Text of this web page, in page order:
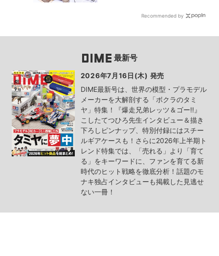
Recommended by
最新号
2026年7月16日(木) 発売
DIME最新号は、世界の模型・プラモデル
メーカーを大解剖する「ボクラのタミ
ヤ」特集！『爆走兄弟レッツ＆ゴー!!』
こしたてつひろ先生インタビュー＆描き
下ろしピンナップ、特別付録にはスチー
ルギアケースも！さらに2026年上半期ト
レンド特集では、「売れる」より「育て
る」をキーワードに、ファンを育てる新
時代のヒット戦略を徹底分析！話題のモ
ナキ独占インタビューも掲載した見逃せ
ない一冊！